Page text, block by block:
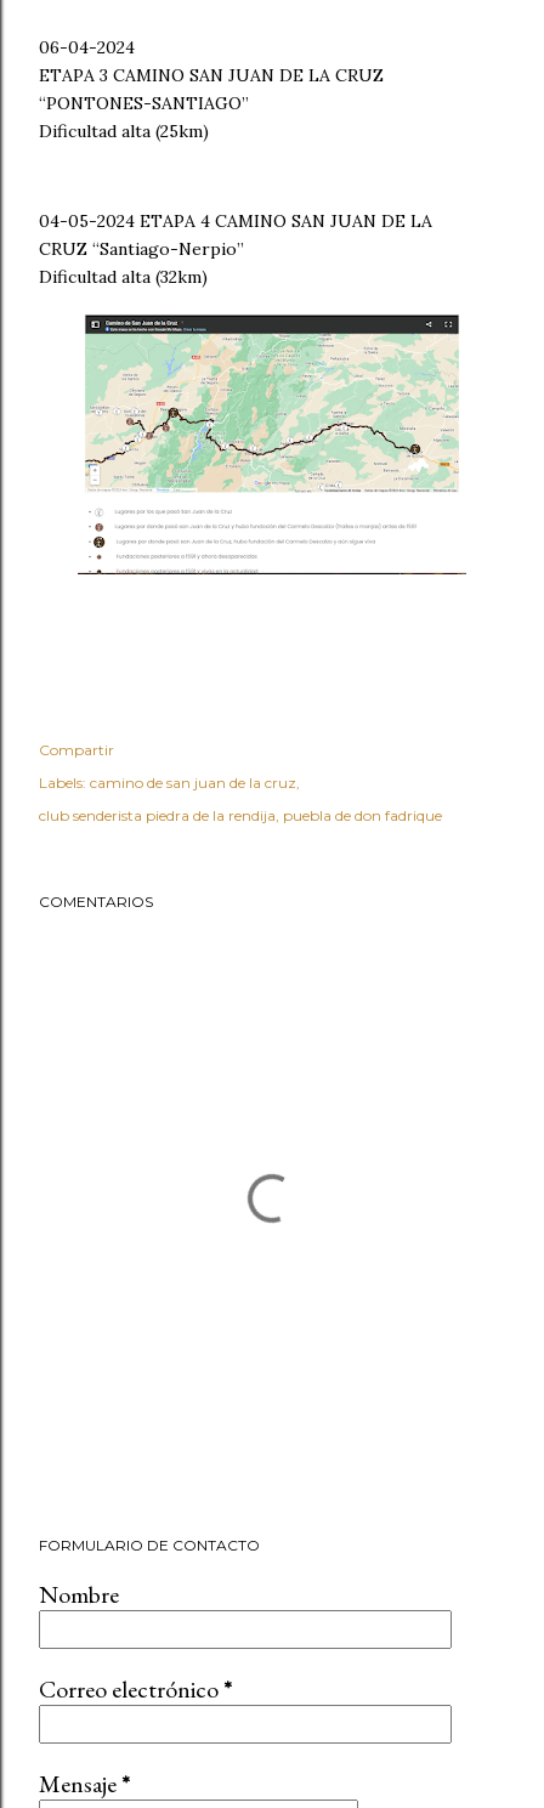
06-04-2024
ETAPA 3 CAMINO SAN JUAN DE LA CRUZ
“PONTONES-SANTIAGO”
Dificultad alta (25km)
04-05-2024 ETAPA 4 CAMINO SAN JUAN DE LA
CRUZ “Santiago-Nerpio”
Dificultad alta (32km)
Compartir
Labels: camino de san juan de la cruz
club senderista piedra de la rendija puebla de don fadrique
COMENTARIOS
FORMULARIO DE CONTACTO
Nombre
Correo electrónico*
Mensaje*